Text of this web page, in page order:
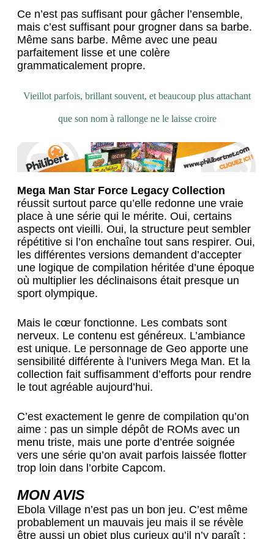
Ce n’est pas suffisant pour gâcher l’ensemble,
mais c’est suffisant pour grogner dans sa barbe.
Même sans barbe. Même avec une peau
parfaitement lisse et une colère
grammaticalement propre.
Vieillot parfois, brillant souvent, et beaucoup plus attachant
que son nom à rallonge ne le laisse croire
Mega Man Star Force Legacy Collection
réussit surtout parce qu’elle redonne une vraie
place à une série qui le mérite. Oui, certains
aspects ont vieilli. Oui, la structure peut sembler
répétitive si l’on enchaîne tout sans respirer. Oui,
les différentes versions demandent d’accepter
une logique de compilation héritée d’une époque
où multiplier les déclinaisons était presque un
sport olympique.
Mais le cœur fonctionne. Les combats sont
nerveux. Le contenu est généreux. L’ambiance
est unique. Le personnage de Geo apporte une
sensibilité différente à l’univers Mega Man. Et la
collection fait suffisamment d’efforts pour rendre
le tout agréable aujourd’hui.
C’est exactement le genre de compilation qu’on
aime : pas un simple dépôt de ROMs avec un
menu triste, mais une porte d’entrée soignée
vers une série qu’on avait parfois laissée flotter
trop loin dans l’orbite Capcom.
MON AVIS
Ebola Village n’est pas un bon jeu. C’est même
probablement un mauvais jeu mais il se révèle
être aussi un objet plus curieux qu’il n’y paraît :